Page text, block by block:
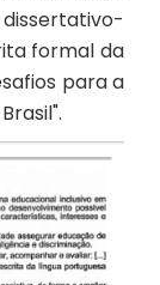
formal da
para a